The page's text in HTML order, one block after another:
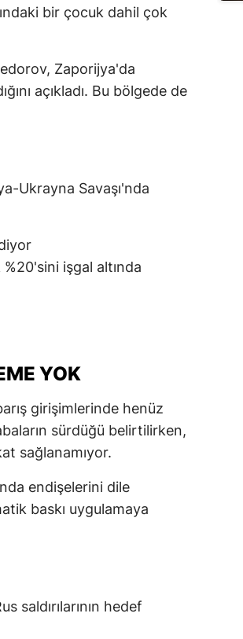
bir çocuk dahil çok
Zaporijya'da
açıkladı. Bu bölgede de
Ukrayna Savaşı'nda
işgal altında
YOK
girişimlerinde henüz
sürdüğü belirtilirken,
sağlanamıyor.
endişelerini dile
baskı uygulamaya
saldırılarının hedef